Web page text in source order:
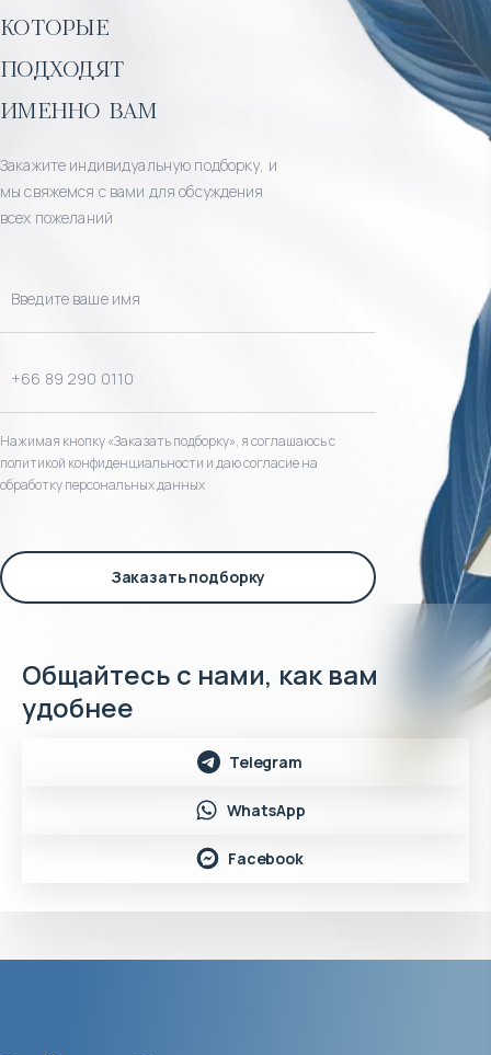
которые
подходят
именно вам
Закажите индивидуальную подборку, и
мы свяжемся с вами для обсуждения
всех пожеланий
Нажимая кнопку «Заказать подборку», я соглашаюсь с
политикой конфиденциальности и даю согласие на
обработку персональных данных
Заказать подборку
Общайтесь с нами, как вам
удобнее
Telegram
WhatsApp
Facebook